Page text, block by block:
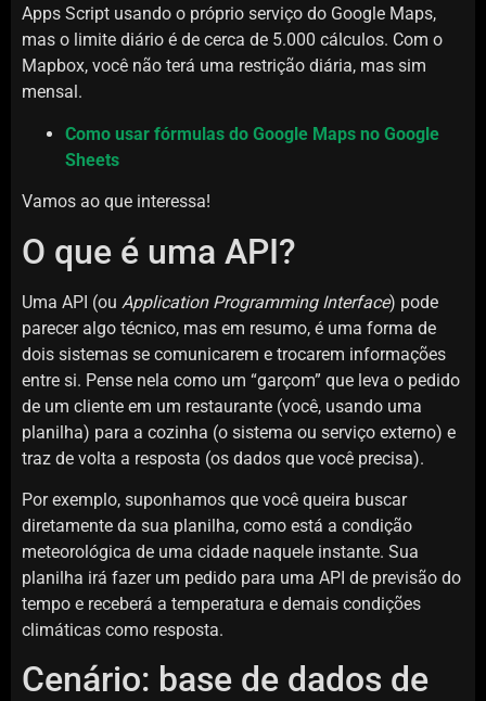
Apps Script usando o próprio serviço do Google Maps,
mas o limite diário é de cerca de 5.000 cálculos. Com o
Mapbox, você não terá uma restrição diária, mas sim
mensal.
Como usar fórmulas do Google Maps no Google
Sheets
Vamos ao que interessa!
O que é uma API?
Uma API (ou Application Programming Interface) pode
parecer algo técnico, mas em resumo, é uma forma de
dois sistemas se comunicarem e trocarem informações
entre si. Pense nela como um “garçom” que leva o pedido
de um cliente em um restaurante (você, usando uma
planilha) para a cozinha (o sistema ou serviço externo) e
traz de volta a resposta (os dados que você precisa).
Por exemplo, suponhamos que você queira buscar
diretamente da sua planilha, como está a condição
meteorológica de uma cidade naquele instante. Sua
planilha irá fazer um pedido para uma API de previsão do
tempo e receberá a temperatura e demais condições
climáticas como resposta.
Cenário: base de dados de